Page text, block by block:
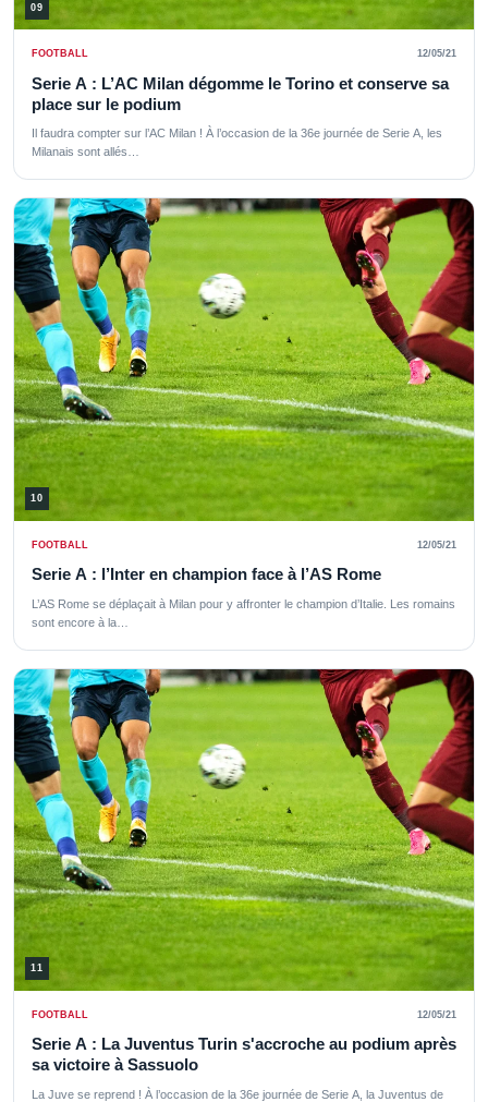
09
FOOTBALL 12/05/21
Serie A : L’AC Milan dégomme le Torino et conserve sa
place sur le podium
Il faudra compter sur l’AC Milan ! À l’occasion de la 36e journée de Serie A, les
Milanais sont allés…
10
FOOTBALL 12/05/21
Serie A : l’Inter en champion face à l’AS Rome
L’AS Rome se déplaçait à Milan pour y affronter le champion d’Italie. Les romains
sont encore à la…
11
FOOTBALL 12/05/21
Serie A : La Juventus Turin s'accroche au podium après
sa victoire à Sassuolo
La Juve se reprend ! À l’occasion de la 36e journée de Serie A, la Juventus de